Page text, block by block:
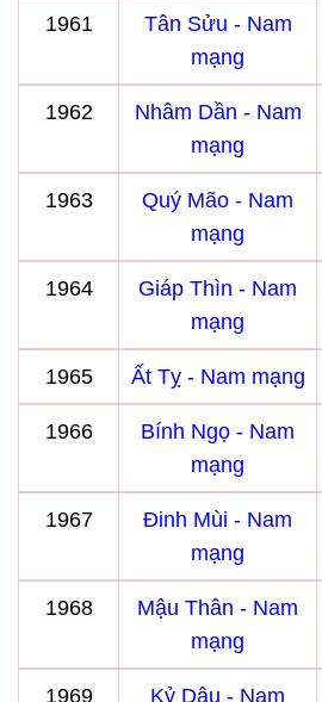
1961
Tân Sửu - Nam
mạng
1962
Nhâm Dần - Nam
mạng
1963
Quý Mão - Nam
mạng
1964
Giáp Thìn - Nam
mạng
1965 Ất Tỵ - Nam mạng
1966
Bính Ngọ - Nam
mạng
1967
Đinh Mùi - Nam
mạng
1968
Mậu Thân - Nam
mạng
1969 Kỷ Dậu - Nam